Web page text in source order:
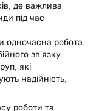
де важлива
під час
одночасна робота
зв’язку.
які
надійність,
роботи та